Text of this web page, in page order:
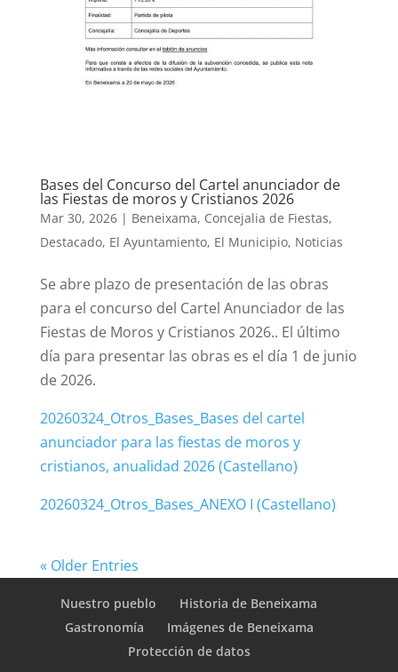
Bases del Concurso del Cartel anunciador de
las Fiestas de moros y Cristianos 2026
Mar 30, 2026| Beneixama, Concejalia de Fiestas,
Destacado, El Ayuntamiento, El Municipio, Noticias
Se abre plazo de presentación de las obras
para el concurso del Cartel Anunciador de las
Fiestas de Moros y Cristianos 2026.. El último
día para presentar las obras es el día 1 de junio
de 2026.
20260324_Otros_Bases_Bases del cartel
anunciador para las fiestas de moros y
cristianos, anualidad 2026 (Castellano)
20260324_Otros_Bases_ANEXO I (Castellano)
« Older Entries
Nuestro pueblo
Historia de Beneixama
Gastronomía
Imágenes de Beneixama
Protección de datos